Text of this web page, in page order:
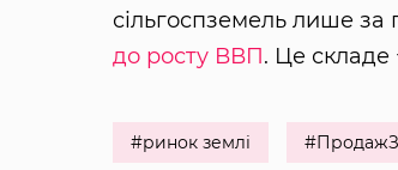
сільгоспземель лише за
до росту ВВП. Це складе
#ринок землі